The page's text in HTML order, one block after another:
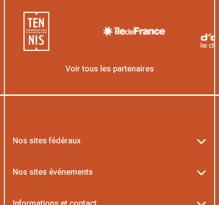
Voir tous les partenaires
Nos sites fédéraux
Nos sites événements
Informations et contact